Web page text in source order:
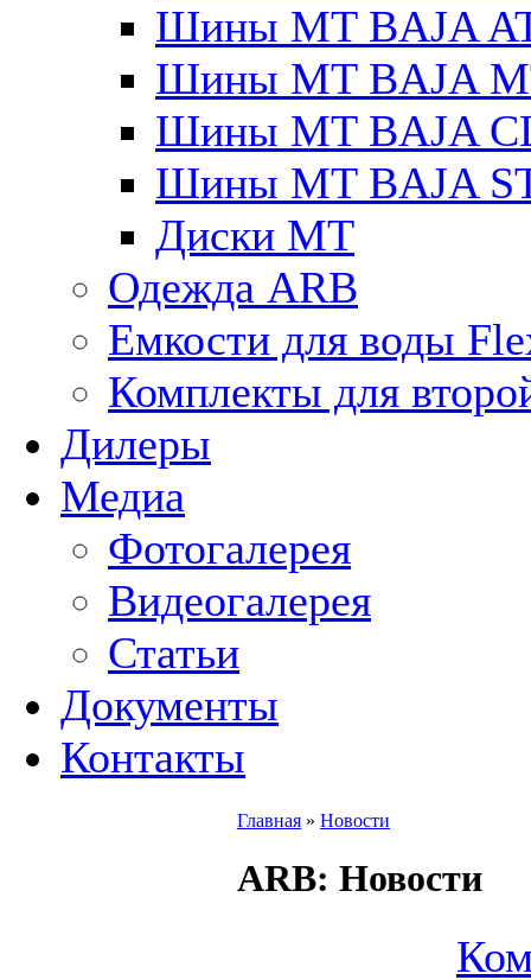
Шины MT BAJA
Шины MT BAJA
Шины MT BAJA
Шины MT BAJA
Диски MT
Одежда ARB
Емкости для воды
Комплекты для
Дилеры
Медиа
Фотогалерея
Видеогалерея
Статьи
Документы
Контакты
Главная » Новости
ARB: Новости